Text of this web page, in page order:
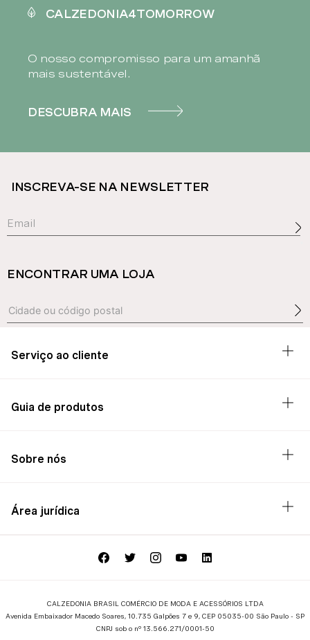
CALZEDONIA4TOMORROW
O nosso compromisso para um amanhã
mais sustentável.
DESCUBRA MAIS
INSCREVA-SE NA NEWSLETTER
ENCONTRAR UMA LOJA
Serviço ao cliente
Guia de produtos
Sobre nós
Área jurídica
CALZEDONIA BRASIL COMÉRCIO DE MODA E ACESSÓRIOS LTDA
Avenida Embaixador Macedo Soares, 10.735 Galpões 7 e 9, CEP 05035-00 São Paulo - SP
CNPJ sob o nº 13.566.271/0001-50